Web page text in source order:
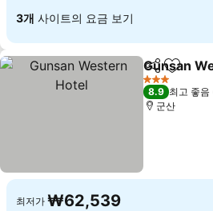
3개 사이트의 요금 보기
공유 즐겨
Gunsan
3 성급
8.9 최고 좋음
군산
최저가 ₩62,539